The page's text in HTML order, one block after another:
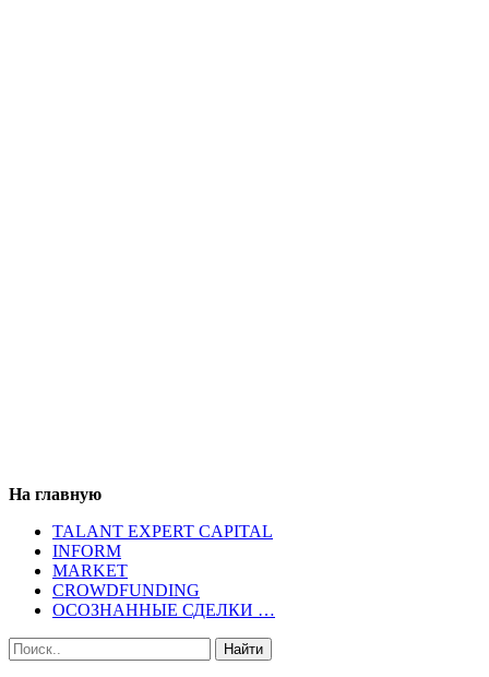
На главную
TALANT EXPERT CAPITAL
INFORM
MARKET
CROWDFUNDING
ОСОЗНАННЫЕ СДЕЛКИ …